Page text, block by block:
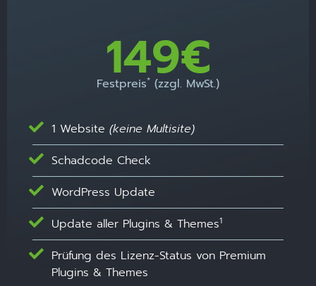
149€
Festpreis* (zzgl. MwSt.)
1 Website (keine Multisite)
Schadcode Check
WordPress Update
Update aller Plugins & Themes1
Prüfung des Lizenz-Status von Premium
Plugins & Themes